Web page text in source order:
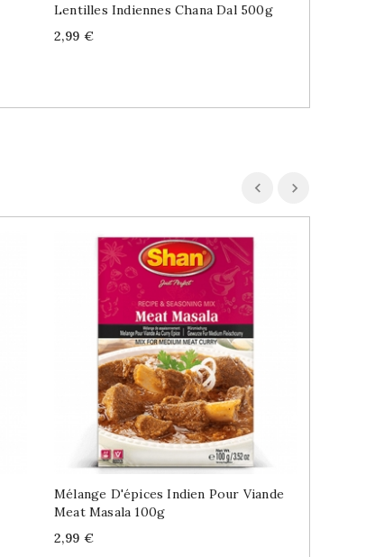
Lentilles Indiennes Chana Dal 500g
Price
2,99 €
Mélange D'épices Indien Pour Viande
Meat Masala 100g
Price
2,99 €